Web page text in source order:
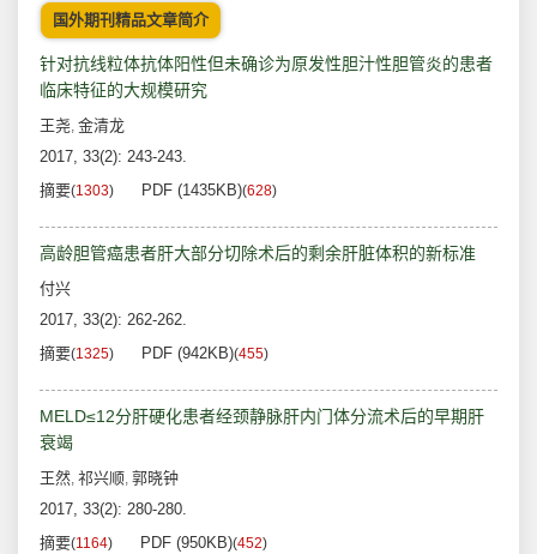
国外期刊精品文章简介
针对抗线粒体抗体阳性但未确诊为原发性胆汁性胆管炎的患者
临床特征的大规模研究
王尧, 金清龙
2017, 33(2): 243-243.
摘要(1303) PDF (1435KB)(628)
高龄胆管癌患者肝大部分切除术后的剩余肝脏体积的新标准
付兴
2017, 33(2): 262-262.
摘要(1325) PDF (942KB)(455)
MELD≤12分肝硬化患者经颈静脉肝内门体分流术后的早期肝
衰竭
王然, 祁兴顺, 郭晓钟
2017, 33(2): 280-280.
摘要(1164) PDF (950KB)(452)